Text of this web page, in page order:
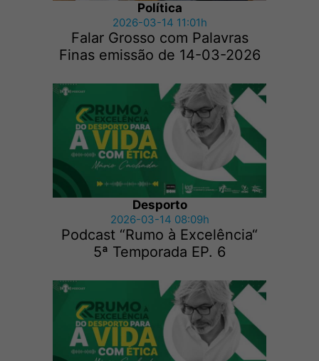
Política
2026-03-14 11:01h
Falar Grosso com Palavras
Finas emissão de 14-03-2026
Desporto
2026-03-14 08:09h
Podcast “Rumo à Excelência“
5ª Temporada EP. 6